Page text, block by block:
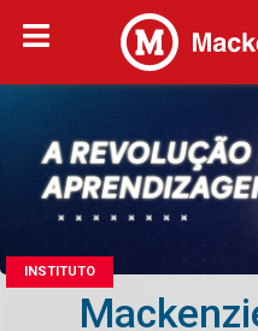
INSTITUTO